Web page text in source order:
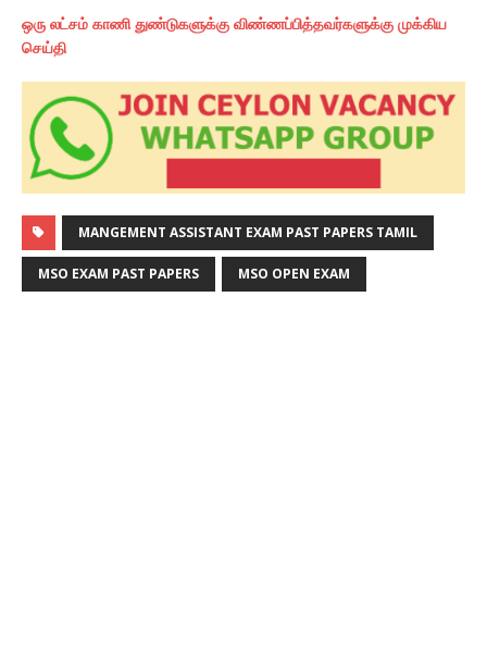
ஒரு லட்சம் காணி துண்டுகளுக்கு விண்ணப்பித்தவர்களுக்கு முக்கிய
செய்தி
MANGEMENT ASSISTANT EXAM PAST PAPERS TAMIL
MSO EXAM PAST PAPERS MSO OPEN EXAM